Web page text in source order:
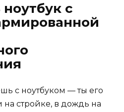
с
с ноутбуком — ты его
стройке, в дождь на